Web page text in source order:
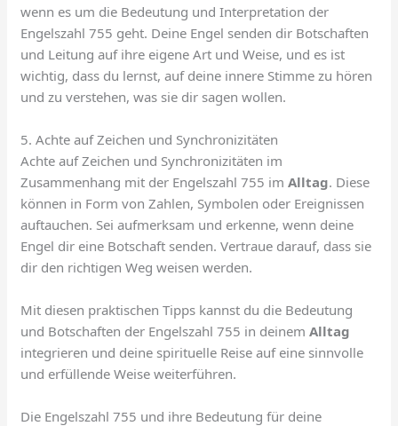
wenn es um die Bedeutung und Interpretation der
Engelszahl 755 geht. Deine Engel senden dir Botschaften
und Leitung auf ihre eigene Art und Weise, und es ist
wichtig, dass du lernst, auf deine innere Stimme zu hören
und zu verstehen, was sie dir sagen wollen.
5. Achte auf Zeichen und Synchronizitäten
Achte auf Zeichen und Synchronizitäten im
Zusammenhang mit der Engelszahl 755 imAlltag. Diese
können in Form von Zahlen, Symbolen oder Ereignissen
auftauchen. Sei aufmerksam und erkenne, wenn deine
Engel dir eine Botschaft senden. Vertraue darauf, dass sie
dir den richtigen Weg weisen werden.
Mit diesen praktischen Tipps kannst du die Bedeutung
und Botschaften der Engelszahl 755 in deinemAlltag
integrieren und deine spirituelle Reise auf eine sinnvolle
und erfüllende Weise weiterführen.
Die Engelszahl 755 und ihre Bedeutung für deine